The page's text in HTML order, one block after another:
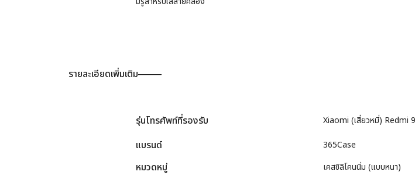
รายละเอียดเพิ่มเติม
รุ่นโทรศัพท์ที่รองรับ Xiaomi (เสี่ยวหมี่) Redmi
แบรนด์ 365Case
หมวดหมู่ เคสซิลิโคนนิ่ม (แบบหนา)